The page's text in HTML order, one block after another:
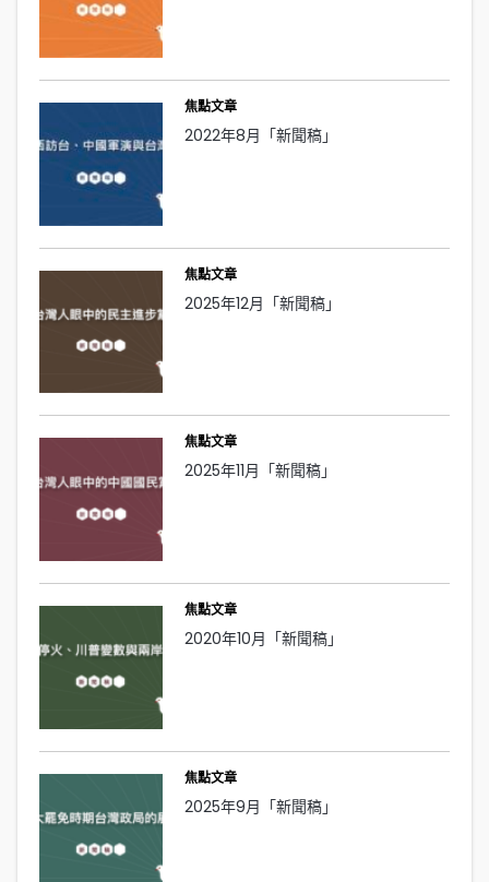
焦點文章
2022年8月「新聞稿」
焦點文章
2025年12月「新聞稿」
焦點文章
2025年11月「新聞稿」
焦點文章
2020年10月「新聞稿」
焦點文章
2025年9月「新聞稿」